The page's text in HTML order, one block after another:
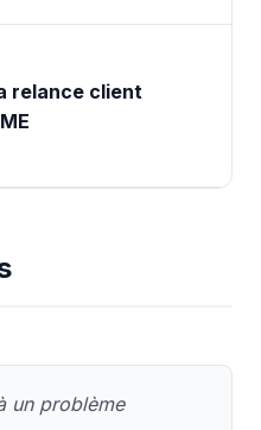
relance client
un problème